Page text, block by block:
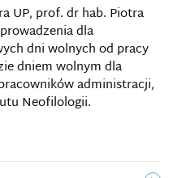
UP, prof. dr hab. Piotra
dla
dni wolnych od pracy
dniem wolnym dla
administracji,
Neofilologii.